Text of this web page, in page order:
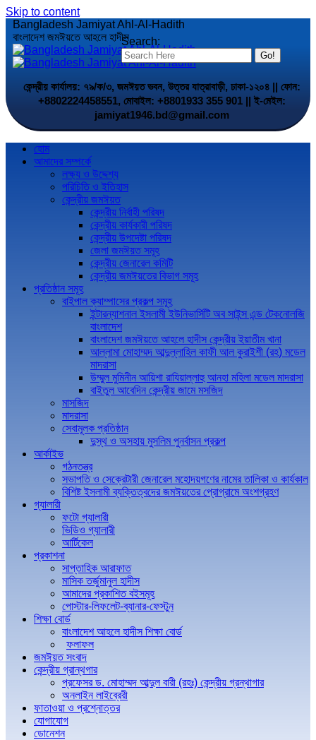
Skip to content
Search:
Bangladesh Jamiyat Ahl-Al-Hadith
বাংলাদেশ জমঈয়তে আহলে হাদীস
কেন্দ্রীয় কার্যালয়: ৭৯/ক/৩, জমঈয়ত ভবন, উত্তর যাত্রাবাড়ী, ঢাকা-১২০৪ || ফোন:
+8802224458551, মোবাইল: +8801933 355 901 || ই-মেইল:
jamiyat1946.bd@gmail.com
হোম
আমাদের সম্পর্কে
লক্ষ্য ও উদ্দেশ্য
পরিচিতি ও ইতিহাস
কেন্দ্রীয় জমঈয়ত
কেন্দ্রীয় নির্বাহী পরিষদ
কেন্দ্রীয় কার্যকারী পরিষদ
কেন্দ্রীয় উপদেষ্টা পরিষদ
জেলা জমঈয়ত সমূহ
কেন্দ্রীয় জেনারেল কমিটি
কেন্দ্রীয় জমঈয়তের বিভাগ সমূহ
প্রতিষ্ঠান সমূহ
বাইপাল ক্যাম্পাসের প্রকল্প সমূহ
ইন্টারন্যাশনাল ইসলামী ইউনিভার্সিটি অব সাইন্স এন্ড টেকনোলজি
বাংলাদেশ
বাংলাদেশ জমঈয়তে আহলে হাদীস কেন্দ্রীয় ইয়াতীম খানা
আল্লামা মোহাম্মদ আব্দুল্লাহিল কাফী আল কুরাইশী (রহ) মডেল
মাদরাসা
উম্মুল মুমিনীন আয়িশা রাযিয়াল্লাহু আনহা মহিলা মডেল মাদরাসা
বাইতুল আবেদিন কেন্দ্রীয় জামে মসজিদ
মাসজিদ
মাদরাসা
সেবামূলক প্রতিষ্ঠান
দুস্থ ও অসহায় মুসলিম পুনর্বাসন প্রকল্প
আর্কাইভ
গঠনতন্ত্র
সভাপতি ও সেক্রেটারী জেনারেল মহোদয়গণের নামের তালিকা ও কার্যকাল
বিশিষ্ট ইসলামী ব্যক্তিত্বদের জমঈয়তের প্রোগ্রামে অংশগ্রহণ
গ্যালারী
ফটো গ্যালারী
ভিডিও গ্যালারী
আর্টিকেল
প্রকাশনা
সাপ্তাহিক আরাফাত
মাসিক তর্জুমানুল হাদীস
আমাদের প্রকাশিত বইসমূহ
পোস্টার-লিফলেট-ব্যানার-ফেস্টুন
শিক্ষা বোর্ড
বাংলাদেশ আহলে হাদীস শিক্ষা বোর্ড
ফলাফল
জমঈয়ত সংবাদ
কেন্দ্রীয় গ্রান্থগার
প্রফেসর ড. মোহাম্মদ আব্দুল বারী (রহঃ) কেন্দ্রীয় গ্রন্থাগার
অনলাইন লাইব্রেরী
ফাতাওয়া ও প্রশ্নোত্তর
যোগাযোগ
ডোনেশন